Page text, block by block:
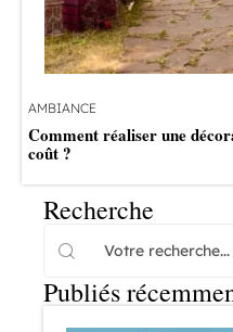
AMBIANCE
Comment réaliser une
coût ?
Recherche
Publiés